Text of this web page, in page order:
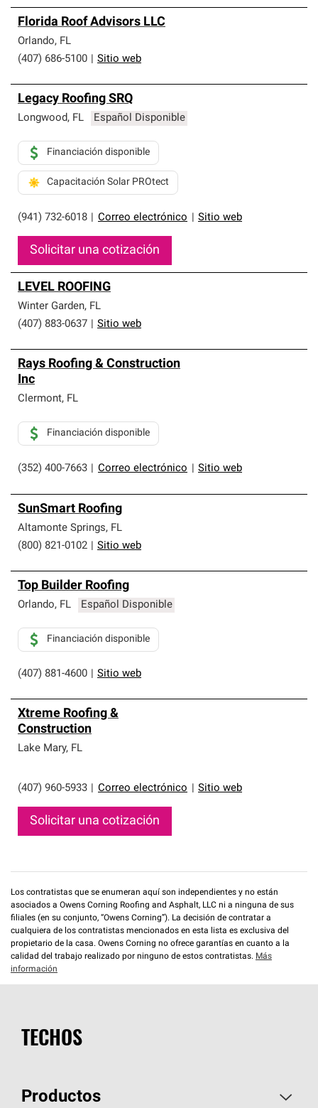
Florida Roof Advisors LLC
Orlando, FL
(407) 686-5100
Sitio web
Legacy Roofing SRQ
Longwood, FL Español Disponible
(941) 732-6018 Correo electrónico Sitio web
Financiación disponible
Capacitación Solar PROtect
Solicitar una cotización
LEVEL ROOFING
Winter Garden, FL
(407) 883-0637
Sitio web
Rays Roofing & Construction
Inc
Clermont, FL
(352) 400-7663 Correo electrónico Sitio web
Financiación disponible
SunSmart Roofing
Altamonte Springs, FL
(800) 821-0102
Sitio web
Top Builder Roofing
Orlando, FL Español Disponible
(407) 881-4600 Sitio web
Financiación disponible
Xtreme Roofing &
Construction
Lake Mary, FL
(407) 960-5933 Correo electrónico Sitio web
Solicitar una cotización
Los contratistas que se enumeran aquí son independientes y no están
asociados a Owens Corning Roofing and Asphalt, LLC ni a ninguna de sus
filiales (en su conjunto, “Owens Corning”). La decisión de contratar a
cualquiera de los contratistas mencionados en esta lista es exclusiva del
propietario de la casa. Owens Corning no ofrece garantías en cuanto a la
calidad del trabajo realizado por ninguno de estos contratistas. Más
información
TECHOS
Productos